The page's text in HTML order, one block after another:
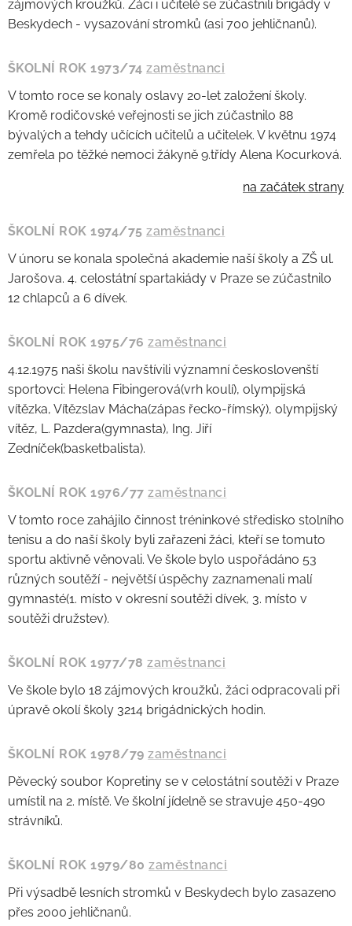
zájmových kroužků. Žáci i učitelé se zúčastnili brigády v
Beskydech - vysazování stromků (asi 700 jehličnanů).
ŠKOLNÍ ROK 1973/74 zaměstnanci
V tomto roce se konaly oslavy 20-let založení školy.
Kromě rodičovské veřejnosti se jich zúčastnilo 88
bývalých a tehdy učících učitelů a učitelek. V květnu 1974
zemřela po těžké nemoci žákyně 9.třídy Alena Kocurková.
na začátek strany
ŠKOLNÍ ROK 1974/75 zaměstnanci
V únoru se konala společná akademie naší školy a ZŠ ul.
Jarošova. 4. celostátní spartakiády v Praze se zúčastnilo
12 chlapců a 6 dívek.
ŠKOLNÍ ROK 1975/76 zaměstnanci
4.12.1975 naši školu navštívili významní českoslovenští
sportovci: Helena Fibingerová(vrh koulí), olympijská
vítězka, Vítězslav Mácha(zápas řecko-římský), olympijský
vítěz, L. Pazdera(gymnasta), Ing. Jiří
Zedníček(basketbalista).
ŠKOLNÍ ROK 1976/77 zaměstnanci
V tomto roce zahájilo činnost tréninkové středisko stolního
tenisu a do naší školy byli zařazeni žáci, kteří se tomuto
sportu aktivně věnovali. Ve škole bylo uspořádáno 53
různých soutěží - největší úspěchy zaznamenali malí
gymnasté(1. místo v okresní soutěži dívek, 3. místo v
soutěži družstev).
ŠKOLNÍ ROK 1977/78 zaměstnanci
Ve škole bylo 18 zájmových kroužků, žáci odpracovali při
úpravě okolí školy 3214 brigádnických hodin.
ŠKOLNÍ ROK 1978/79 zaměstnanci
Pěvecký soubor Kopretiny se v celostátní soutěži v Praze
umístil na 2. místě. Ve školní jídelně se stravuje 450-490
strávníků.
ŠKOLNÍ ROK 1979/80 zaměstnanci
Při výsadbě lesních stromků v Beskydech bylo zasazeno
přes 2000 jehličnanů.